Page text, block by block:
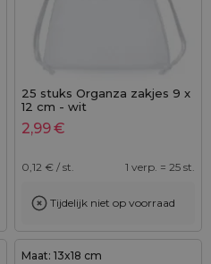
25 stuks Organza zakjes 9 x
12 cm - wit
2,99€
0,12 € / st. 1 verp. = 25 st.
Tijdelijk niet op voorraad
Maat: 13x18 cm